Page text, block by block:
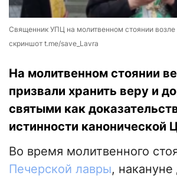
Священник УПЦ на молитвенном стоянии
скриншот t.me/save_Lavra
На молитвенном стоянии
призвали хранить веру и
святыми как
истинности канонической
Во время молитвенного
Печерской лавры,